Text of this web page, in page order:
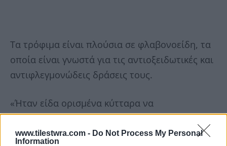
www.tilestwra.com - Do Not Process My Personal
Information
Τα τρόφιμα είναι πλούσια σε φλαβονοείδη, τα
οποία είναι γνωστά για τις αντιοξειδωτικές και
αντιφλεγμονώδεις δράσεις τους.
«Ήταν είδα ορισμένα κύτταρα να
αναζωογονούνται δεν το πίστευα», αναφέρει
χαρακτηριστικά η Δρ. Ευα Λατόρε, που